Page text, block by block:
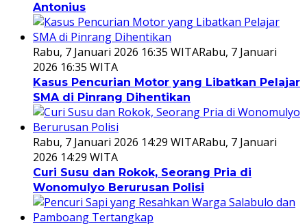
Antonius
Rabu, 7 Januari 2026 16:35 WITARabu, 7 Januari
2026 16:35 WITA
Kasus Pencurian Motor yang Libatkan Pelajar
SMA di Pinrang Dihentikan
Rabu, 7 Januari 2026 14:29 WITARabu, 7 Januari
2026 14:29 WITA
Curi Susu dan Rokok, Seorang Pria di
Wonomulyo Berurusan Polisi